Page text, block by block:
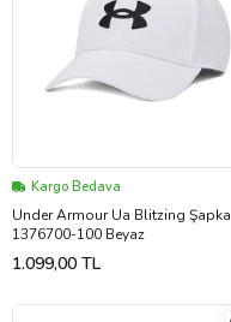
Kargo Bedava
Under Armour Ua Blitzing Şapka
1376700-100 Beyaz
1.099,00 TL